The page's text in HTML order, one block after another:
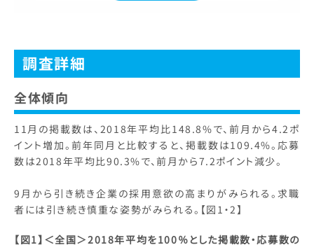
調査詳細
全体傾向
11月の掲載数は、2018年平均比148.8%で、前月から4.2ポ
イント増加。前年同月と比較すると、掲載数は109.4%。応募
数は2018年平均比90.3%で、前月から7.2ポイント減少。
9月から引き続き企業の採用意欲の高まりがみられる。求職
者には引き続き慎重な姿勢がみられる。【図1・2】
【図1】＜全国＞2018年平均を100％とした掲載数・応募数の